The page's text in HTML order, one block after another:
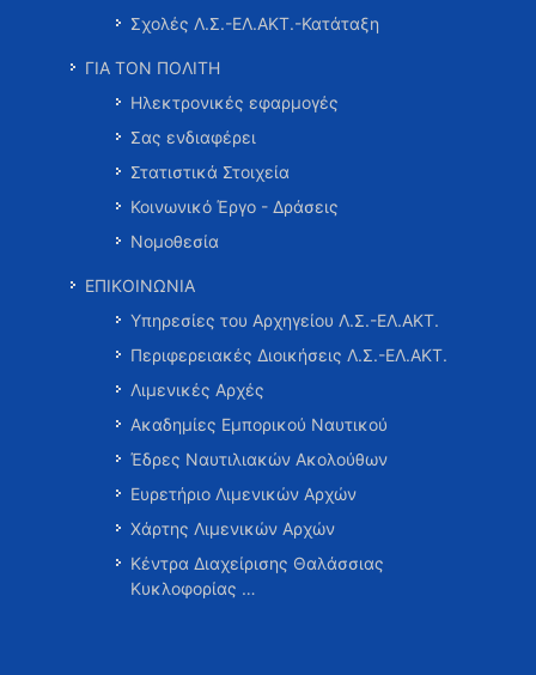
Σχολές Λ.Σ.-ΕΛ.ΑΚΤ.-Κατάταξη
ΓΙΑ ΤΟΝ ΠΟΛΙΤΗ
Ηλεκτρονικές εφαρμογές
Σας ενδιαφέρει
Στατιστικά Στοιχεία
Κοινωνικό Έργο - Δράσεις
Νομοθεσία
ΕΠΙΚΟΙΝΩΝΙΑ
Υπηρεσίες του Αρχηγείου Λ.Σ.-ΕΛ.ΑΚΤ.
Περιφερειακές Διοικήσεις Λ.Σ.-ΕΛ.ΑΚΤ.
Λιμενικές Αρχές
Ακαδημίες Εμπορικού Ναυτικού
Έδρες Ναυτιλιακών Ακολούθων
Ευρετήριο Λιμενικών Αρχών
Χάρτης Λιμενικών Αρχών
Κέντρα Διαχείρισης Θαλάσσιας
Κυκλοφορίας …